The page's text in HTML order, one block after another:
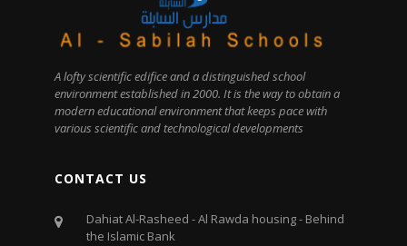
A lofty scientific edifice and a distinguished school
environment established in 2000. It is the way to obtain a
modern educational environment that keeps pace with
various scientific and technological developments
CONTACT US
Dahiat Al-Rasheed - Al Rawda housing - Behind
the Islamic Bank